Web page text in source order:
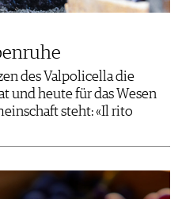
des Valpolicella die
und heute für das Wesen
steht: «Il rito